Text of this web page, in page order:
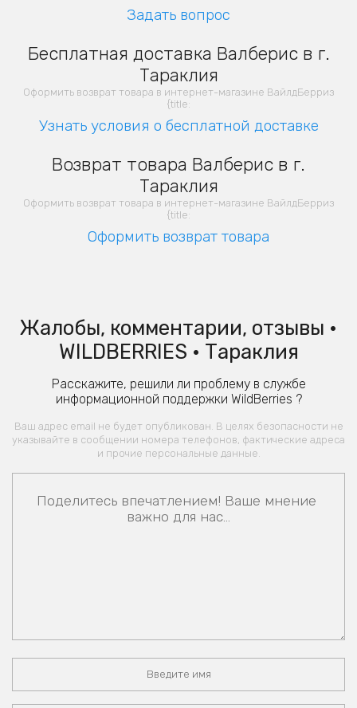
Задать вопрос
Бесплатная доставка Валберис в г.
Тараклия
Оформить возврат товара в интернет-магазине ВайлдБерриз
{title:
Узнать условия о бесплатной доставке
Возврат товара Валберис в г.
Тараклия
Оформить возврат товара в интернет-магазине ВайлдБерриз
{title:
Оформить возврат товара
Жалобы, комментарии, отзывы •
WILDBERRIES • Тараклия
Расскажите, решили ли проблему в службе
информационной поддержки WildBerries ?
Ваш адрес email не будет опубликован. В целях безопасности не
указывайте в сообщении номера телефонов, фактические адреса
и прочие персональные данные.